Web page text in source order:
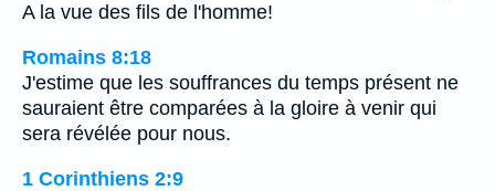
A la vue des fils de l'homme!
Romains 8:18
J'estime que les souffrances du temps présent ne
sauraient être comparées à la gloire à venir qui
sera révélée pour nous.
1 Corinthiens 2:9